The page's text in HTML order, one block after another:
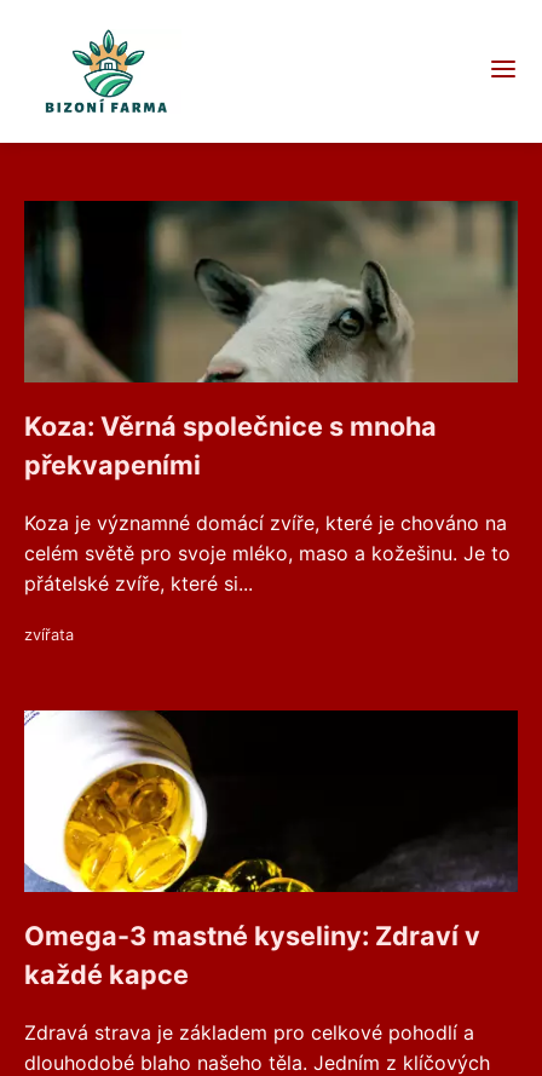
Koza: Věrná společnice s mnoha
překvapeními
Koza je významné domácí zvíře, které je chováno na
celém světě pro svoje mléko, maso a kožešinu. Je to
přátelské zvíře, které si...
zvířata
Omega-3 mastné kyseliny: Zdraví v
každé kapce
Zdravá strava je základem pro celkové pohodlí a
dlouhodobé blaho našeho těla. Jedním z klíčových